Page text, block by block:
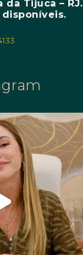
da Tijuca – RJ.